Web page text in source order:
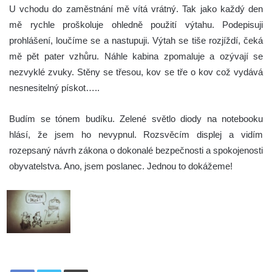
U vchodu do zaměstnání mě vítá vrátný. Tak jako každý den
mě rychle proškoluje ohledně použití výtahu. Podepisuji
prohlášení, loučíme se a nastupuji. Výtah se tiše rozjíždí, čeká
mě pět pater vzhůru. Náhle kabina zpomaluje a ozývají se
nezvyklé zvuky. Stěny se třesou, kov se tře o kov což vydává
nesnesitelný pískot…..
Budím se tónem budíku. Zelené světlo diody na notebooku
hlásí, že jsem ho nevypnul. Rozsvěcím displej a vidím
rozepsaný návrh zákona o dokonalé bezpečnosti a spokojenosti
obyvatelstva. Ano, jsem poslanec. Jednou to dokážeme!
Tisknout